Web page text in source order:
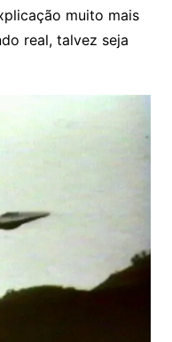
muito mais
real, talvez seja